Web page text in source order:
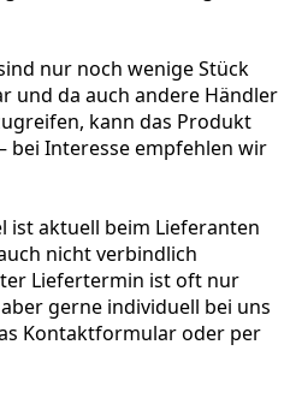
nur noch wenige Stück
und da auch andere Händler
kann das Produkt
bei Interesse empfehlen wir
ist aktuell beim Lieferanten
nicht verbindlich
Liefertermin ist oft nur
gerne individuell bei uns
Kontaktformular oder per